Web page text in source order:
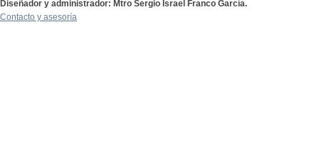
Diseñador y administrador: Mtro Sergio Israel Franco García.
Contacto y asesoría